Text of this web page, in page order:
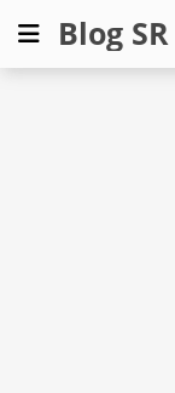
Blog SR